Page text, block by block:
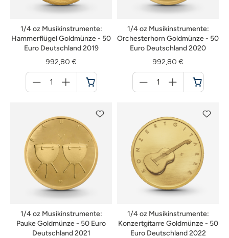
1/4 oz Musikinstrumente:
Hammerflügel Goldmünze - 50
Euro Deutschland 2019
992,80 €
für
Warenkorb
1/4 oz Musikinstrumente:
Orchesterhorn Goldmünze - 50
Euro Deutschland 2020
992,80 €
für
Warenkorb
1/4 oz Musikinstrumente:
Pauke Goldmünze - 50 Euro
Deutschland 2021
1/4 oz Musikinstrumente:
Konzertgitarre Goldmünze - 50
Euro Deutschland 2022